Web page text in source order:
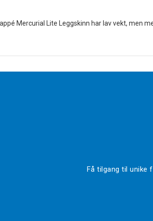
Mercurial Lite Leggskinn har lav vekt, men
Få tilgang til unike